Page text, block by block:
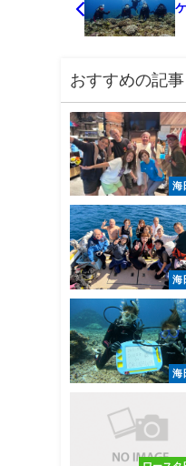
おすすめの記事
海
海
海